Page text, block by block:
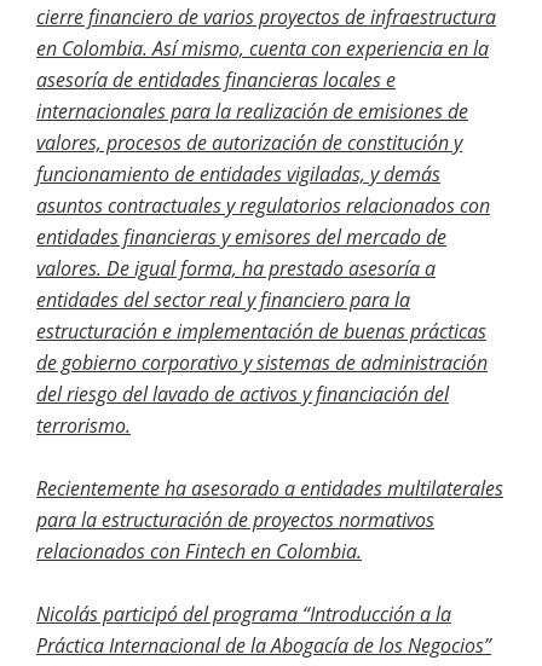
cierre financiero de varios proyectos de infraestructura
en Colombia. Así mismo, cuenta con experiencia en la
asesoría de entidades financieras locales e
internacionales para la realización de emisiones de
valores, procesos de autorización de constitución y
funcionamiento de entidades vigiladas, y demás
asuntos contractuales y regulatorios relacionados con
entidades financieras y emisores del mercado de
valores. De igual forma, ha prestado asesoría a
entidades del sector real y financiero para la
estructuración e implementación de buenas prácticas
de gobierno corporativo y sistemas de administración
del riesgo del lavado de activos y financiación del
terrorismo.
Recientemente ha asesorado a entidades multilaterales
para la estructuración de proyectos normativos
relacionados con Fintech en Colombia.
Nicolás participó del programa “Introducción a la
Práctica Internacional de la Abogacía de los Negocios”